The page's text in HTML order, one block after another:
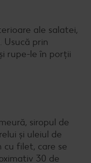
ale salatei,
Usucă prin
rupe-le în porții
siropul de
și uleiul de
cu filet, care se
30 de